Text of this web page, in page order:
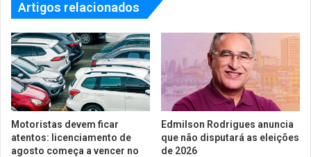
Artigos relacionados
Motoristas devem ficar
atentos: licenciamento de
agosto começa a vencer no
Edmilson Rodrigues anuncia
que não disputará as eleições
de 2026